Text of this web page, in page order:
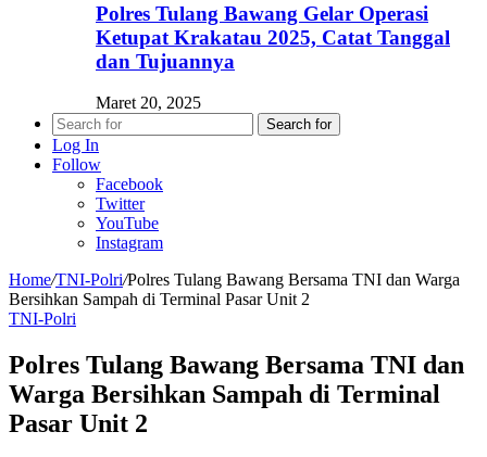
Polres Tulang Bawang Gelar Operasi
Ketupat Krakatau 2025, Catat Tanggal
dan Tujuannya
Maret 20, 2025
Search for
Log In
Follow
Facebook
Twitter
YouTube
Instagram
Home/TNI-Polri/Polres Tulang Bawang Bersama TNI dan Warga
Bersihkan Sampah di Terminal Pasar Unit 2
TNI-Polri
Polres Tulang Bawang Bersama TNI dan
Warga Bersihkan Sampah di Terminal
Pasar Unit 2